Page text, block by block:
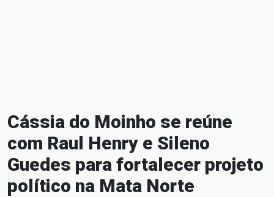
Cássia do Moinho se reúne
com Raul Henry e Sileno
Guedes para fortalecer projeto
político na Mata Norte